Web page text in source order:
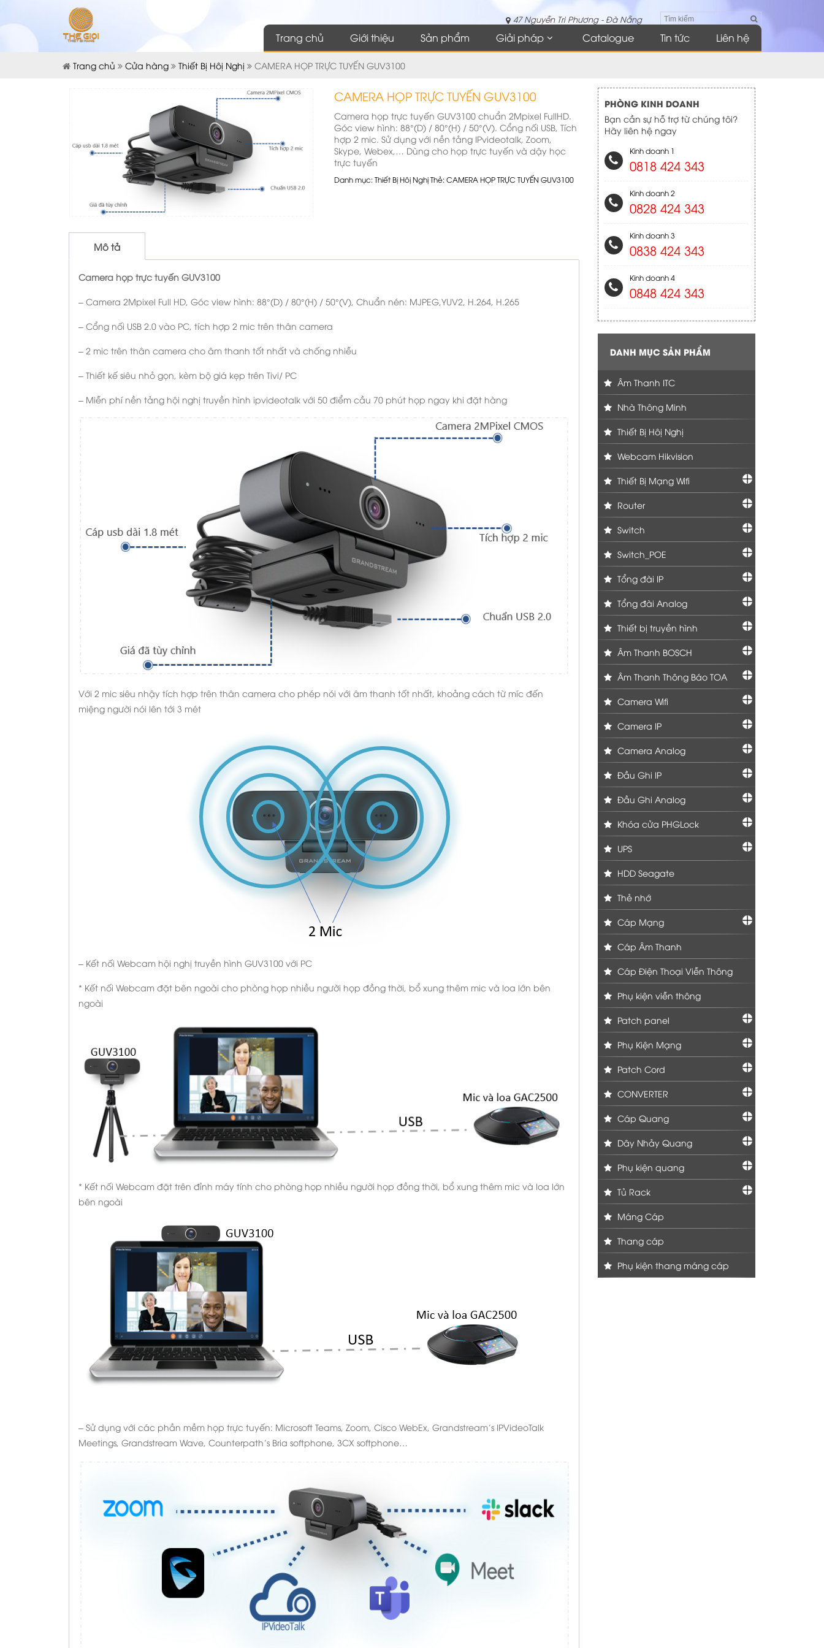
47 Nguyễn Tri Phương - Đà Nẵng
Trang chủ Giới thiệu Sản phẩm Giải pháp Catalogue Tin tức Liên hệ
Trang chủ Cửa hàng Thiết Bị Hôị Nghị CAMERA HỌP TRỰC TUYẾN GUV3100
CAMERA HỌP TRỰC TUYẾN GUV3100
Camera họp trực tuyến GUV3100 chuẩn 2Mpixel FullHD.
Góc view hình: 88°(D) / 80°(H) / 50°(V). Cổng nối USB, Tích
hợp 2 mic. Sử dụng với nền tảng IPvideotalk, Zoom,
Skype, Webex,… Dùng cho họp trực tuyến và dậy học
trực tuyến
Danh mục:Thiết Bị Hôị NghịThẻ:CAMERA HỌP TRỰC TUYẾN GUV3100
Mô tả
Camera họp trực tuyến GUV3100
– Camera 2Mpixel Full HD, Góc view hình: 88°(D) / 80°(H) / 50°(V), Chuẩn nén: MJPEG,YUV2, H.264, H.265
– Cổng nối USB 2.0 vào PC, tích hợp 2 mic trên thân camera
– 2 mic trên thân camera cho âm thanh tốt nhất và chống nhiễu
– Thiết kế siêu nhỏ gọn, kèm bộ giá kẹp trên Tivi/ PC
– Miễn phí nền tảng hội nghị truyền hình ipvideotalk với 50 điểm cầu 70 phút họp ngay khi đặt hàng
Với 2 mic siêu nhậy tích hợp trên thân camera cho phép nói với âm thanh tốt nhất, khoảng cách từ míc đến
miệng người nói lên tới 3 mét
– Kết nối Webcam hội nghị truyền hình GUV3100 với PC
* Kết nối Webcam đặt bên ngoài cho phòng họp nhiều người họp đồng thời, bổ xung thêm mic và loa lớn bên
ngoài
* Kết nối Webcam đặt trên đỉnh máy tính cho phòng họp nhiều người họp đồng thời, bổ xung thêm mic và loa lớn
bên ngoài
– Sử dụng với các phần mềm họp trực tuyến: Microsoft Teams, Zoom, Cisco WebEx, Grandstream’s IPVideoTalk
Meetings, Grandstream Wave, Counterpath’s Bria softphone, 3CX softphone…
PHÒNG KINH DOANH
Bạn cần sự hỗ trợ từ chúng tôi?
Hãy liên hệ ngay
Kinh doanh 1
0818 424 343
Kinh doanh 2
0828 424 343
Kinh doanh 3
0838 424 343
Kinh doanh 4
0848 424 343
DANH MỤC SẢN PHẨM
Âm Thanh ITC
Nhà Thông Minh
Thiết Bị Hôị Nghị
Webcam Hikvision
Thiết Bị Mạng Wifi
Router
Switch
Switch_POE
Tổng đài IP
Tổng đài Analog
Thiết bị truyền hình
Âm Thanh BOSCH
Âm Thanh Thông Báo TOA
Camera Wifi
Camera IP
Camera Analog
Đầu Ghi IP
Đầu Ghi Analog
Khóa cửa PHGLock
UPS
HDD Seagate
Thẻ nhớ
Cáp Mạng
Cáp Âm Thanh
Cáp Điện Thoại Viễn Thông
Phụ kiện viễn thông
Patch panel
Phụ Kiện Mạng
Patch Cord
CONVERTER
Cáp Quang
Dây Nhảy Quang
Phụ kiện quang
Tủ Rack
Máng Cáp
Thang cáp
Phụ kiện thang máng cáp